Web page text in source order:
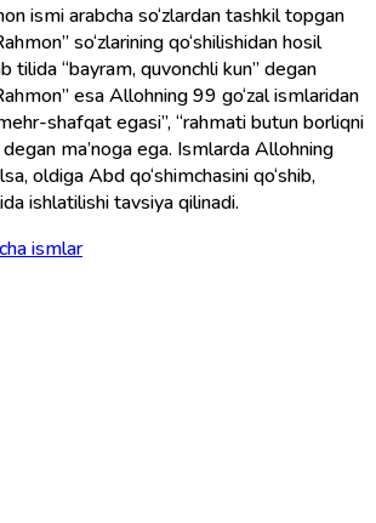
ismi arabcha so‘zlardan tashkil topgan
so‘zlarining qo‘shilishidan hosil
tilida “bayram, quvonchli kun” degan
esa Allohning 99 go‘zal ismlaridan
shafqat egasi”, “rahmati butun borliqni
ma’noga ega. Ismlarda Allohning
oldiga Abd qo‘shimchasini qo‘shib,
ishlatilishi tavsiya qilinadi.
ismlar